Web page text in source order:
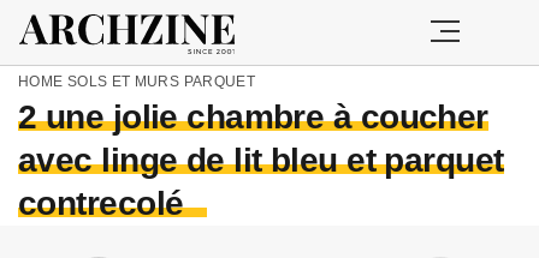
HOME SOLS ET MURS PARQUET
2 une jolie chambre à coucher
avec linge de lit bleu et parquet
contrecolé